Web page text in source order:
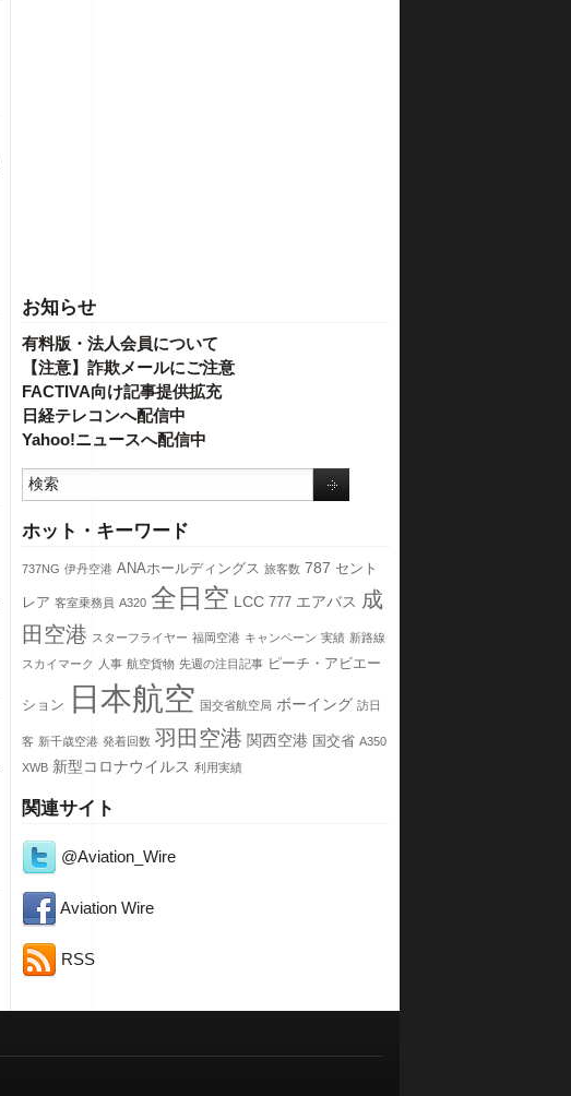
お知らせ
有料版・法人会員について
【注意】詐欺メールにご注意
FACTIVA向け記事提供拡充
日経テレコンへ配信中
Yahoo!ニュースへ配信中
ホット・キーワード
737NG 伊丹空港 ANAホールディングス 旅客数 787 セント
レア 客室乗務員 A320 全日空 LCC 777 エアバス 成
田空港 スターフライヤー 福岡空港 キャンペーン 実績 新路線
スカイマーク
人事 航空貨物 先週の注目記事 ピーチ・アビエー
ション 日本航空 国交省航空局 ボーイング 訪日
客 新千歳空港 発着回数 羽田空港 関西空港 国交省 A350
XWB 新型コロナウイルス 利用実績
関連サイト
@Aviation_Wire
Aviation Wire
RSS